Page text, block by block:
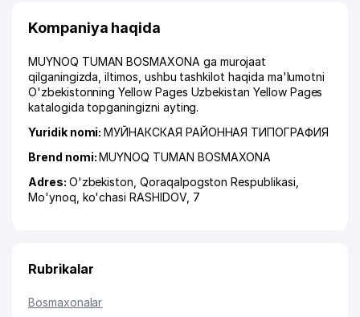
Kompaniya haqida
MUYNOQ TUMAN BOSMAXONA ga murojaat
qilganingizda, iltimos, ushbu tashkilot haqida ma'lumotni
O'zbekistonning Yellow Pages Uzbekistan Yellow Pages
katalogida topganingizni ayting.
Yuridik nomi:МУЙНАКСКАЯ РАЙОННАЯ ТИПОГРАФИЯ
Brend nomi:MUYNOQ TUMAN BOSMAXONA
Adres: O'zbekiston,Qoraqalpogston Respublikasi
Mo'ynoq ko'chasi RASHIDOV, 7
Rubrikalar
Bosmaxonalar